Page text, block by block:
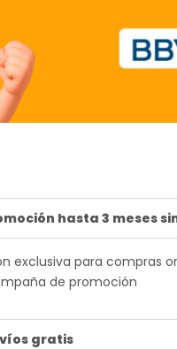
hasta 3 meses
exclusiva para compras
de promoción
gratis